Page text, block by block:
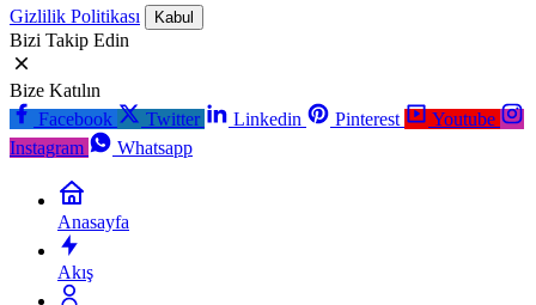
Gizlilik Politikası Kabul
Bizi Takip Edin
Bize Katılın
Facebook
Twitter Linkedin Pinterest
Youtube
Instagram
Whatsapp
Anasayfa
Akış